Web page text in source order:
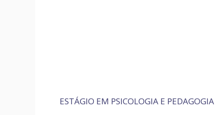
ESTÁGIO EM PSICOLOGIA E PEDAGOGIA